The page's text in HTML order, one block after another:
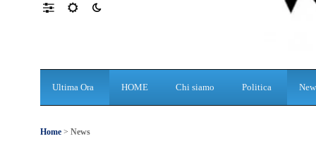
Ultima Ora HOME Chi siamo Politica
Home > News